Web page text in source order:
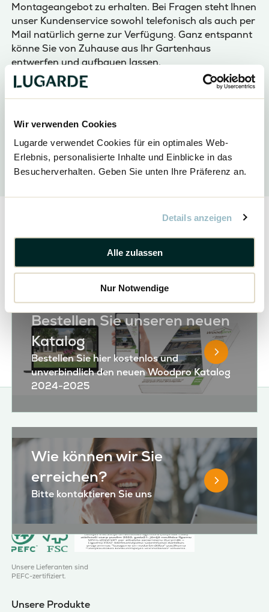
Wir verwenden Cookies
Lugarde verwendet Cookies für ein optimales Web-
Erlebnis, personalisierte Inhalte und Einblicke in das
Besucherverhalten. Geben Sie unten Ihre Präferenz an.
Details anzeigen
Alle zulassen
Nur Notwendige
Montageangebot zu erhalten. Bei Fragen steht Ihnen
unser Kundenservice sowohl telefonisch als auch per
Mail natürlich gerne zur Verfügung. Ganz entspannt
könne Sie von Zuhause aus Ihr Gartenhaus
entwerfen und aufbauen lassen.
Haben Sie bei der Bestellung angegeben, dass Sie
eine Montage wünschen, dass setzt sich einer
Ihnen in Kontakt.
Also worauf noch warte? Finden Sie noch heute Ihre
Traum-
Veranda und lassen Sie diese aufbauen!
Bestellen Sie unseren neuen
Katalog
Bestellen Sie hier kostenlos und
unverbindlich den neuen Woodpro Katalog
2024-2025
Wie können wir Sie
erreichen?
Bitte kontaktieren Sie uns
Unsere Lieferanten sind
PEFC-zertifiziert.
Unsere Produkte